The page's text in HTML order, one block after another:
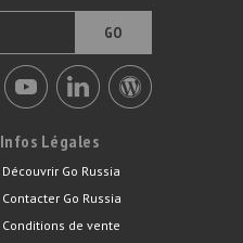
GO
Infos Légales
Découvrir Go Russia
Contacter Go Russia
Conditions de vente